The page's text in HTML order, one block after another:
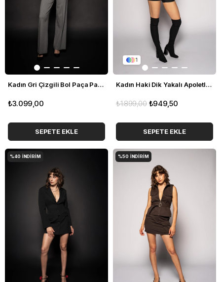
Kadın Gri Çizgili Bol Paça Pantolon
₺3.099,00
SEPETE EKLE
1
Kadın Haki Dik Yakalı Apoletli Kemerli Yelek
₺949,50
₺1.899,00
SEPETE EKLE
%40 İNDIRIM %50 İNDIRIM